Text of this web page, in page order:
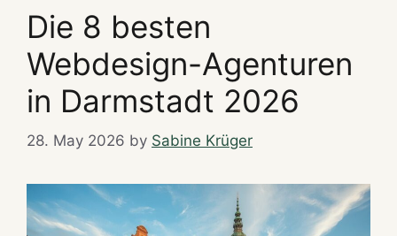
Die 8 besten
Webdesign-Agenturen
in Darmstadt 2026
28. May 2026 by Sabine Krüger